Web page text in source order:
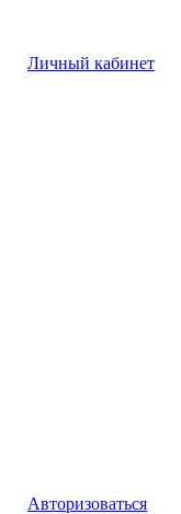
Личный кабинет
Авторизоваться